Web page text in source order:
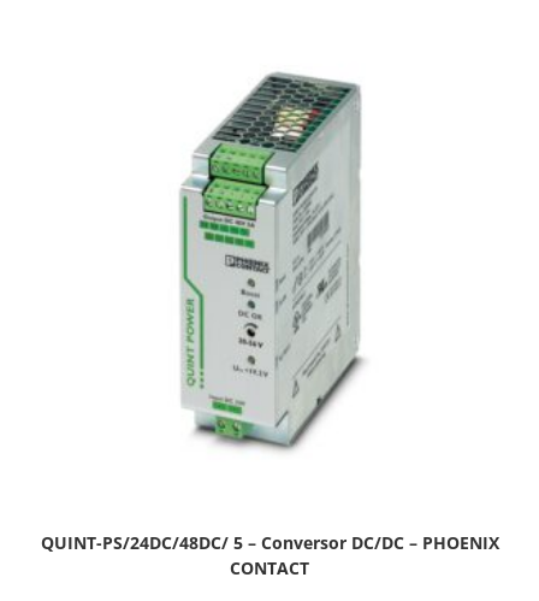
QUINT-PS/24DC/48DC/ 5 – Conversor DC/DC – PHOENIX
CONTACT